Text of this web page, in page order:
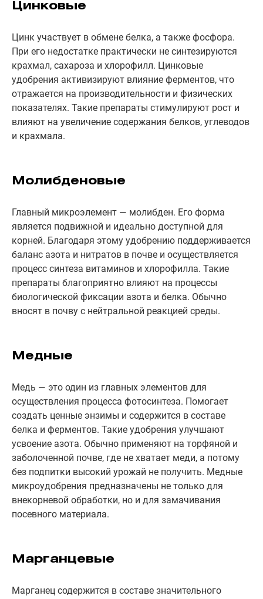
Цинковые
Цинк участвует в обмене белка, а также фосфора.
При его недостатке практически не синтезируются
крахмал, сахароза и хлорофилл. Цинковые
удобрения активизируют влияние ферментов, что
отражается на производительности и физических
показателях. Такие препараты стимулируют рост и
влияют на увеличение содержания белков, углеводов
и крахмала.
Молибденовые
Главный микроэлемент — молибден. Его форма
является подвижной и идеально доступной для
корней. Благодаря этому удобрению поддерживается
баланс азота и нитратов в почве и осуществляется
процесс синтеза витаминов и хлорофилла. Такие
препараты благоприятно влияют на процессы
биологической фиксации азота и белка. Обычно
вносят в почву с нейтральной реакцией среды.
Медные
Медь — это один из главных элементов для
осуществления процесса фотосинтеза. Помогает
создать ценные энзимы и содержится в составе
белка и ферментов. Такие удобрения улучшают
усвоение азота. Обычно применяют на торфяной и
заболоченной почве, где не хватает меди, а потому
без подпитки высокий урожай не получить. Медные
микроудобрения предназначены не только для
внекорневой обработки, но и для замачивания
посевного материала.
Марганцевые
Марганец содержится в составе значительного